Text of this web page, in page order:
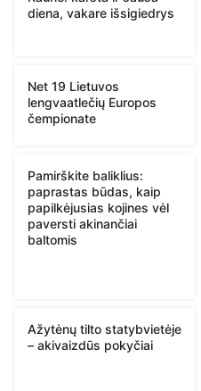
diena, vakare išsigiedrys
Net 19 Lietuvos
lengvaatlečių Europos
čempionate
Pamirškite baliklius:
paprastas būdas, kaip
papilkėjusias kojines vėl
paversti akinančiai
baltomis
Ažytėnų tilto statybvietėje
– akivaizdūs pokyčiai